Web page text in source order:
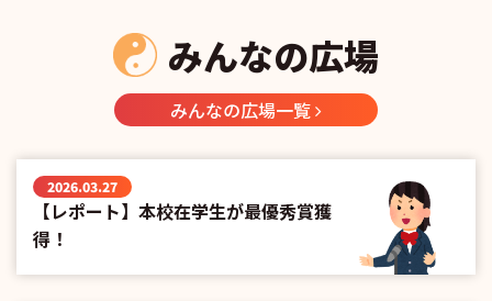
みんなの広場
みんなの広場一覧
2026.03.27
【レポート】本校在学生が最優秀賞獲
得！